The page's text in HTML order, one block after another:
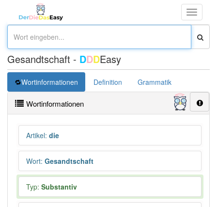
Toggle
Gesandtschaft - DDDEasy
Wortinformationen Definition Grammatik
Wortinformationen
Artikel: die
Wort: Gesandtschaft
Typ: Substantiv